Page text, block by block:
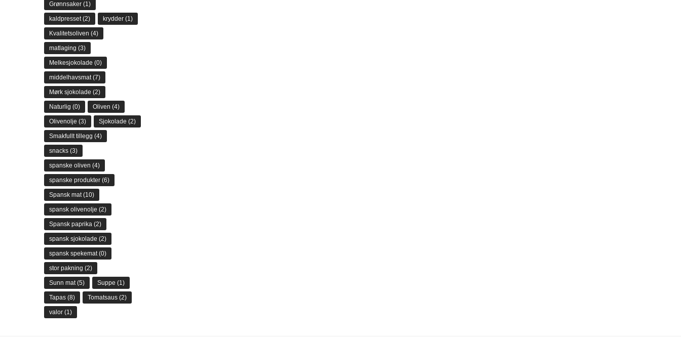
Grønnsaker (1)
kaldpresset(2) krydder (1)
Kvalitetsoliven (4)
matlaging (3)
Melkesjokolade (0)
middelhavsmat(7)
Mørk sjokolade (2)
Naturlig (0) Oliven (4)
Olivenolje (3) Sjokolade (2)
Smakfullt tillegg (4)
snacks (3)
spanske oliven (4)
spanske produkter (6)
Spansk mat(10)
spansk olivenolje (2)
Spansk paprika (2)
spansk sjokolade (2)
spansk spekemat(0)
stor pakning (2)
Sunn mat(5) Suppe (1)
Tapas (8) Tomatsaus (2)
valor (1)